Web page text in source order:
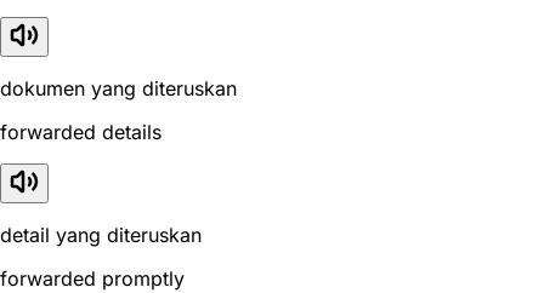
dokumen yang diteruskan
forwarded details
detail yang diteruskan
forwarded promptly